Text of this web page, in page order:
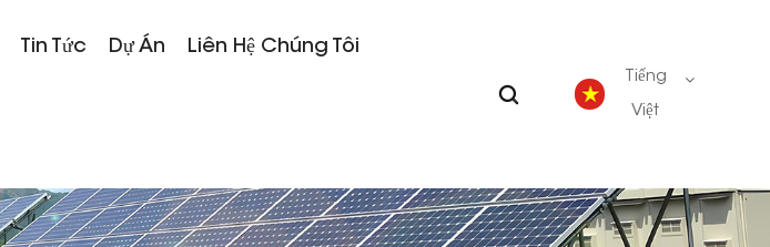
Tin Tức Dự Án Liên Hệ Chúng Tôi
Tiếng
Việt
English